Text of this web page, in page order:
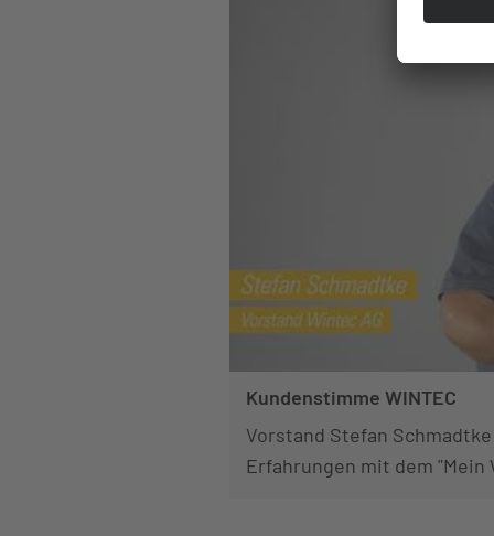
Kundenstimme WINTEC
Vorstand Stefan
Erfahrungen mit dem